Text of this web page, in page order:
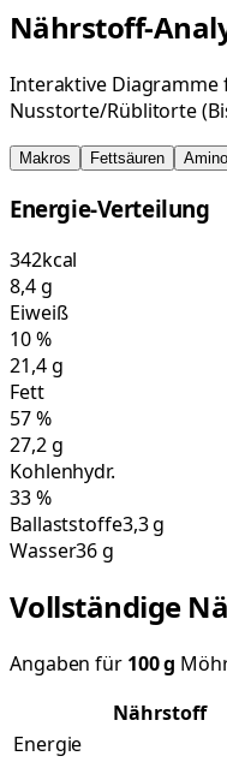
Nährstoff-
Interaktive Diagramme
Nusstorte/Rüblitorte
Makros Fettsäuren
Energie-Verteilung
342kcal
8,4g
Eiweiß
10%
21,4g
Fett
57%
27,2g
Kohlenhydr.
33%
Ballaststoffe3,3 g
Wasser36 g
Vollständige
Angaben für 100g
Nährstoff
Energie